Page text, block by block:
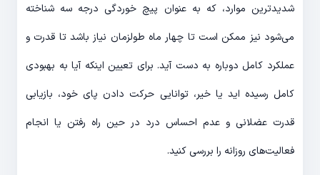
شدیدترین موارد، که به عنوان پیچ خوردگی درجه سه شناخته
می‌شود نیز ممکن است تا چهار ماه طولزمان نیاز باشد تا قدرت و
عملکرد کامل دوباره به دست آید. برای تعیین اینکه آیا به بهبودی
کامل رسیده اید یا خیر، توانایی حرکت دادن پای خود، بازیابی
قدرت عضلانی و عدم احساس درد در حین راه رفتن یا انجام
فعالیت‌های روزانه را بررسی کنید.